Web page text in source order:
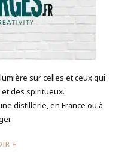
sur celles et ceux qui
des spiritueux.
distillerie, en France ou à
+